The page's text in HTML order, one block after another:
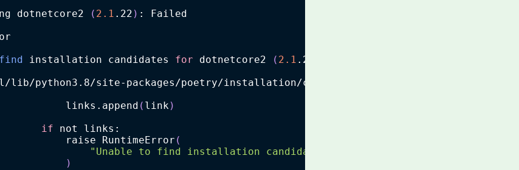
dotnetcore2
( 2.1 .22 ) : Failed
find installation candidates for dotnetcore2 ( 2.1 .22
lib/python3.8/site-packages/poetry/installation/chooser.py:72
links.append ( link)
if not links:
raise RuntimeError (
"Unable to find installation candidates for {}"
)